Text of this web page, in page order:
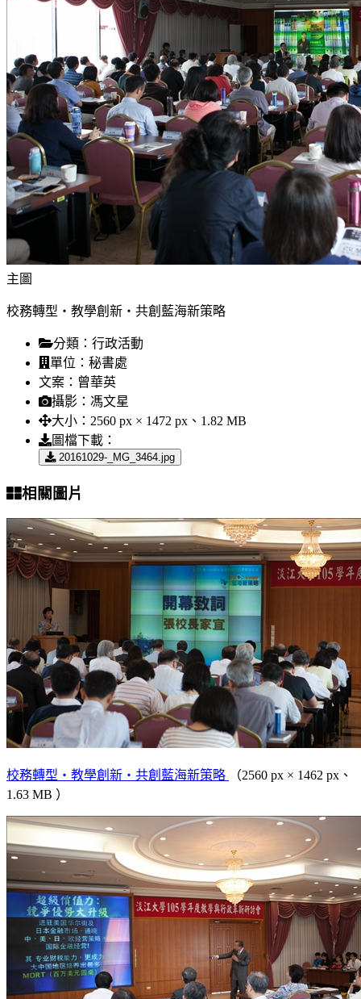
主圖
校務轉型‧教學創新‧共創藍海新策略
分類： 行政活動
單位： 秘書處
文案： 曾華英
攝影： 馮文星
大小： 2560 px × 1472 px、1.82 MB
圖檔下載：
20161029-_MG_3464.jpg
相關圖片
校務轉型‧教學創新‧共創藍海新策略
（2560 px × 1462 px、
1.63 MB ）